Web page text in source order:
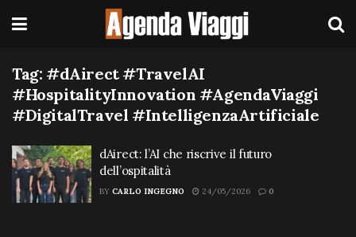
Tag: #dAirect #TravelAI
#HospitalityInnovation #AgendaViaggi
#DigitalTravel #IntelligenzaArtificiale
dAirect: l’AI che riscrive il futuro
dell’ospitalità
BY CARLO INGEGNO 24/05/2026 0